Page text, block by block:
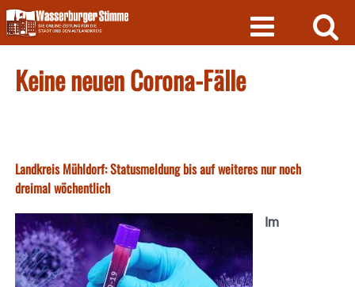
Skip
to
content
Keine neuen Corona-Fälle
Landkreis Mühldorf: Statusmeldung bis auf weiteres nur noch
dreimal wöchentlich
Im